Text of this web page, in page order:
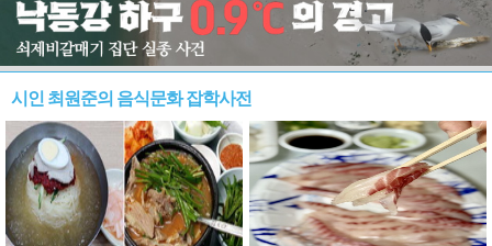
시인 최원준의 음식문화 잡학사전